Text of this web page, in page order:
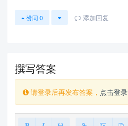
赞同 0 添加回复
撰写答案
请登录后再发布答案， 点击登录